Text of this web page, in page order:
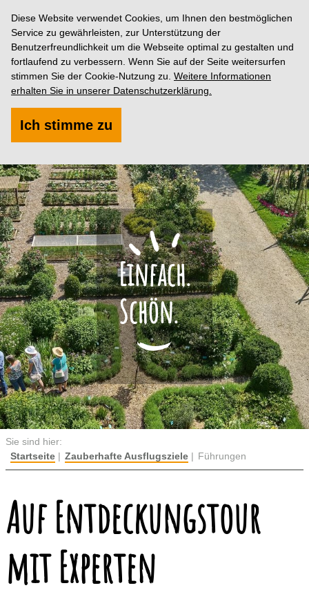
Diese Website verwendet Cookies, um Ihnen den bestmöglichen
Service zu gewährleisten, zur Unterstützung der
Benutzerfreundlichkeit um die Webseite optimal zu gestalten und
fortlaufend zu verbessern. Wenn Sie auf der Seite weitersurfen
stimmen Sie der Cookie-Nutzung zu. Weitere Informationen
erhalten Sie in unserer Datenschutzerklärung.
Ich stimme zu
Einfach.
Schön.
Sie sind hier:
Startseite
Zauberhafte Ausflugsziele Führungen
Auf Entdeckungstour
mit Experten